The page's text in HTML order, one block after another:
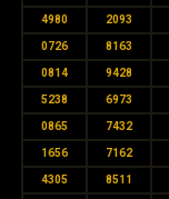
4980 2093
0726 8163
0814 9428
5238 6973
0865 7432
1656 7162
4305 8511